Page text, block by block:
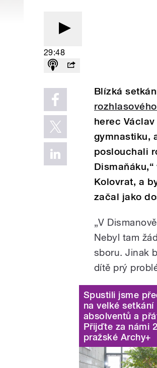
29:48
Blízká
herec
gymnastiku,
poslouchali
Kolovrat, a
začal jako
„V
Nebyl tam
sboru. Jinak
dítě prý
Spustili jsme
na velké setkání
absolventů a
Přijďte za námi
pražské Archy+